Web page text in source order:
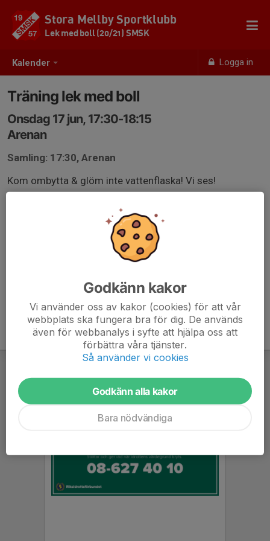
Kalender Logga in
Stora Mellby Sportklubb
Lek med boll (20/21) SMSK
Träning lek med boll
Onsdag 17 jun, 17:30-18:15
Arenan
Samling: 17:30, Arenan
Kom ombytta & glöm inte vattenflaska! Vi ses!
Godkänn kakor
Vi använder oss av kakor (cookies) för att vår
webbplats ska fungera bra för dig. De används
även för webbanalys i syfte att hjälpa oss att
förbättra våra tjänster.
Så använder vi cookies
Godkänn alla kakor
Bara nödvändiga